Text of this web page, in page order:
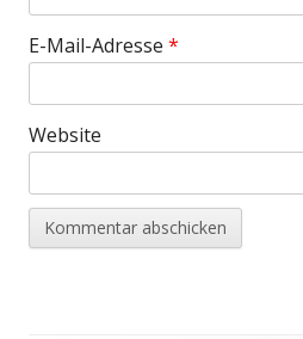
E-Mail-Adresse *
Website